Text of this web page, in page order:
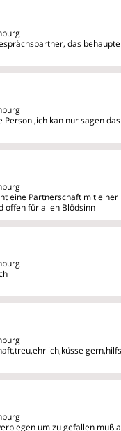
das
,ich kan nur sagen
eine Partnerschaft mit
offen für allen Blödsinn
um zu gefallen muß